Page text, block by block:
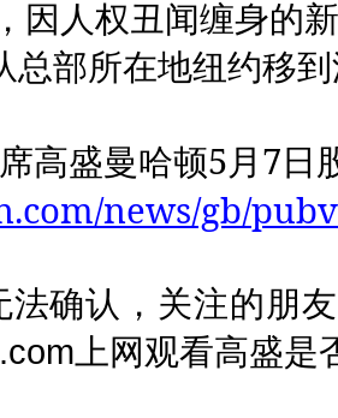
因人权丑闻缠身的
总部所在地纽约移
高盛曼哈顿5月 7 日
news/gb/
法确认，关注的朋
上网观看高盛